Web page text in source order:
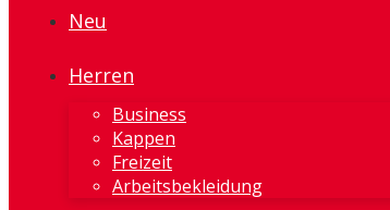
Neu
Herren
Business
Kappen
Freizeit
Arbeitsbekleidung